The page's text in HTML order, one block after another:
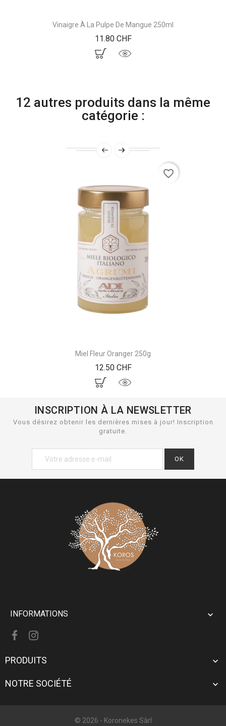
Vinaigre À La Pulpe De Mangue 250ml
11.80 CHFPrix
12 autres produits dans la même
catégorie :
Miel Fleur Oranger 250g
12.50 CHFPrix
favorite_border
INSCRIPTION À LA NEWSLETTER
Vous désirez obtenir les dernières mises à jour! Inscription
gratuite.
INFORMATIONS 
PRODUITS 
NOTRE SOCIÉTÉ 
© 2026 - Koronekes Sàrl